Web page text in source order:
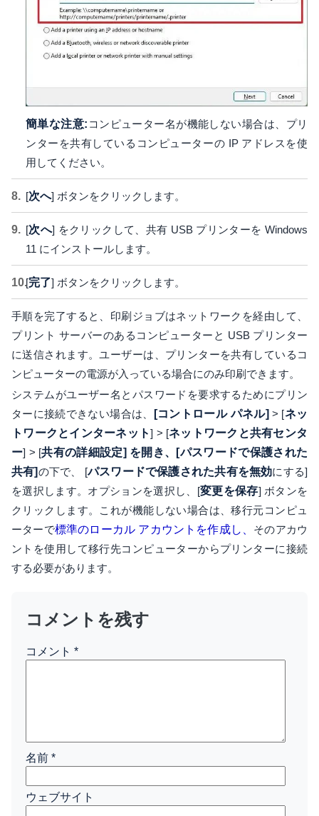
簡単な注意: コンピューター名が機能しない場合は、プリ
ンターを共有しているコンピューターの IP アドレスを使
用してください。
[次へ] ボタンをクリックします。
[次へ] をクリックして、共有 USB プリンターを Windows
11 にインストールします。
[完了] ボタンをクリックします。
手順を完了すると、印刷ジョブはネットワークを経由して、
プリント サーバーのあるコンピューターと USB プリンター
に送信されます。ユーザーは、プリンターを共有しているコ
ンピューターの電源が入っている場合にのみ印刷できます。
システムがユーザー名とパスワードを要求するためにプリン
ターに接続できない場合は、
[コントロール パネル] > [ネッ
トワークとインターネット] > [ネットワークと共有センタ
ー] > [共有の詳細設定] を開き、[パスワードで保護された
共有]の下で、 [パスワードで保護された共有を無効にする]
を選択します。オプションを選択し、[変更を保存] ボタンを
クリックします。これが機能しない場合は、移行元コンピュ
ーターで標準のローカル アカウントを作成し、 そのアカウ
ントを使用して移行先コンピューターからプリンターに接続
する必要があります。
コメントを残す
コメント *
名前 *
ウェブサイト